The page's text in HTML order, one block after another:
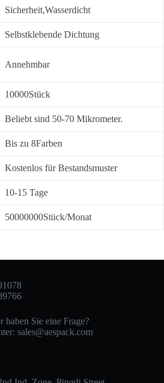
Sicherheit,Wasserdicht
Selbstklebende Dichtung
Annehmbar
10000Stück
Beliebt sind 50-70 Mikrometer.
Bis zu 8Farben
Kostenlos für Bestandsmuster
10-15 Tage
50000000Stück/Monat
haben Sie eine Frage?
sales@aespack.com